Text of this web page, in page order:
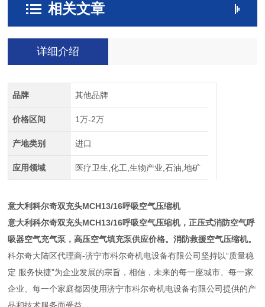
相关文章
详细介绍
品牌 其他品牌
价格区间 1万-2万
产地类别 进口
应用领域 医疗卫生,化工,生物产业,石油,地矿
意大利科尔奇双充头MCH13/16呼吸空气压缩机
意大利科尔奇双充头MCH13/16呼吸空气压缩机，正压式消防空气呼
吸器空气充气泵，高压空气填充泵供应价格。消防救援空气压缩机。
科尔奇大陆区代理商-济宁市科尔奇机电设备有限公司坚持以“质量稳
定 服务快捷"为企业发展的宗旨，相信，未来的每一座城市、每一家
企业、每一个家庭都因使用济宁市科尔奇机电设备有限公司提供的产